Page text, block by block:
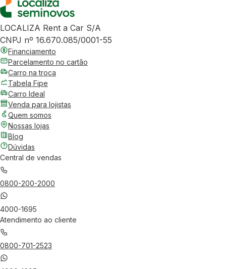
LOCALIZA Rent a Car S/A
CNPJ nº 16.670.085/0001-55
Financiamento
Parcelamento no cartão
Carro na troca
Tabela Fipe
Carro Ideal
Venda para lojistas
Quem somos
Nossas lojas
Blog
Dúvidas
Central de vendas
0800-200-2000
4000-1695
Atendimento ao cliente
0800-701-2523